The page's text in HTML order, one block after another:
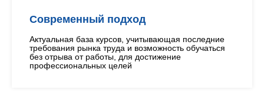
Современный подход
Актуальная база курсов, учитывающая последние
требования рынка труда и возможность обучаться
без отрыва от работы, для достижение
профессиональных целей